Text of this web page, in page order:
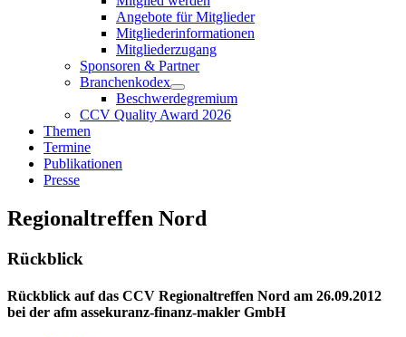
Angebote für Mitglieder
Mitgliederinformationen
Mitgliederzugang
Sponsoren & Partner
Branchenkodex
Beschwerdegremium
CCV Quality Award 2026
Themen
Termine
Publikationen
Presse
Regionaltreffen Nord
Rückblick
Rückblick auf das CCV Regionaltreffen Nord am 26.09.2012
bei der afm assekuranz-finanz-makler GmbH